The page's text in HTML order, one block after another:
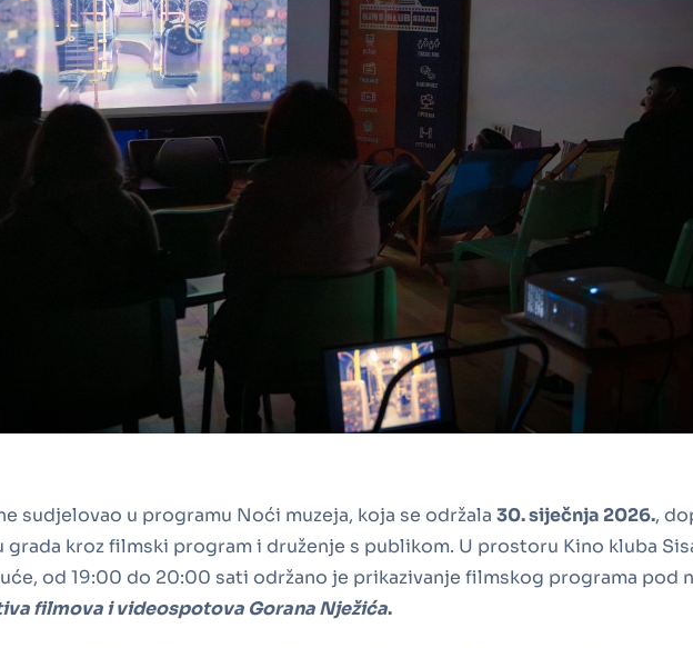
sudjelovao u programu Noći muzeja, koja se održala 30. siječnja 2026.,
kroz filmski program i druženje s publikom. U prostoru Kino kluba
od 19:00 do 20:00 sati održano je prikazivanje filmskog programa pod
filmova i videospotova Gorana Nježića.